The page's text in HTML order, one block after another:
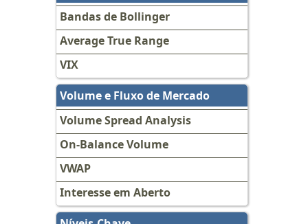
Bandas de Bollinger
Average True Range
VIX
Volume e Fluxo de Mercado
Volume Spread Analysis
On-Balance Volume
VWAP
Interesse em Aberto